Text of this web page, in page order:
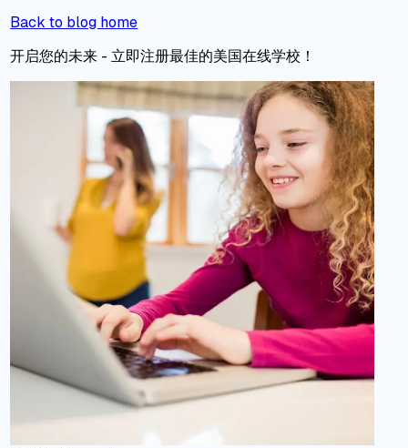
Back to blog home
开启您的未来 - 立即注册最佳的美国在线学校！